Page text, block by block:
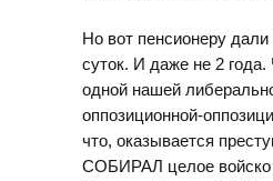
Но вот пенсионеру
суток. И даже не 2
одной нашей
оппозиционной-
что, оказывается
СОБИРАЛ целое войско